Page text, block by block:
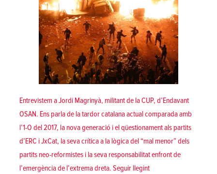
Entrevistem a Jordi Magrinyà, militant de la CUP, d’Endavant
OSAN. Ens parla de la tardor catalana actual comparada amb
l’1-O del 2017, la nova generació i el qüestionament als partits
d’ERC i JxCat, la seva crítica a la lògica del “mal menor” dels
partits neo-reformistes i la seva responsabilitat enfront de
l’emergència de l’extrema dreta. Seguir llegint«“En 2019 a la